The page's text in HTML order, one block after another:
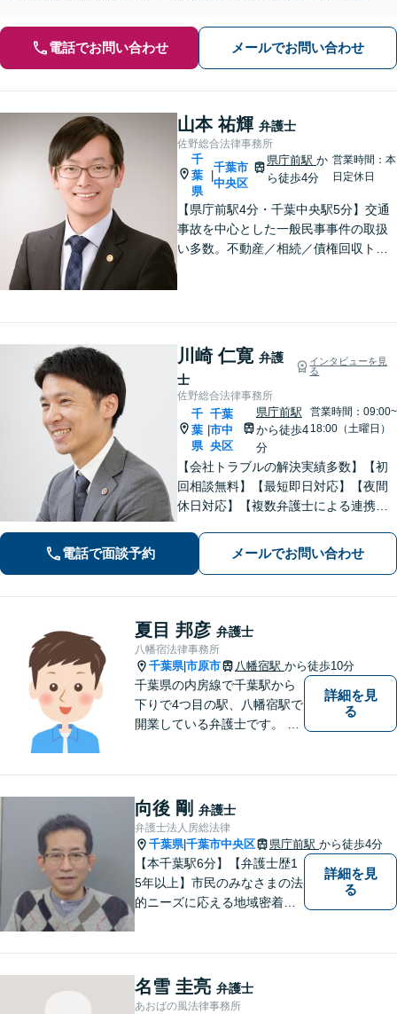
電話でお問い合わせ メールでお問い合わせ
山本 祐輝 弁護士
佐野総合法律事務所
千
葉
県
千葉市
中央区
県庁前駅か
ら徒歩4分
営業時間：本
日定休日
【県庁前駅4分・千葉中央駅5分】交通
事故を中心とした一般民事事件の取扱
い多数。不動産／相続／債権回収トラ
【夜間・休日は有料相談可】
川崎 仁寛 弁護
士
インタビューを見
る
佐野総合法律事務所
千
葉
県
千葉
市中
央区
県庁前駅
から徒歩4
分
営業時間：09:00~
18:00（土曜日）
【会社トラブルの解決実績多数】【初
回相談無料】【最短即日対応】【夜間
休日対応】【複数弁護士による連携】
ら企業顧問まで幅広く対応。中小企業
や個人事業主の皆様が安心して相談で
電話で面談予約 メールでお問い合わせ
夏目 邦彦 弁護士
八幡宿法律事務所
千葉県|市原市 八幡宿駅 から徒歩10分
千葉県の内房線で千葉駅から
下りで4つ目の駅、八幡宿駅で
開業している弁護士です。 八
おります。
詳細を見
る
向後 剛 弁護士
弁護士法人房総法律
千葉県|千葉市中央区 県庁前駅 から徒歩4分
【本千葉駅6分】【弁護士歴1
5年以上】市民のみなさまの法
的ニーズに応える地域密着型
談実績多数。現実的な解決策
をご提案します
詳細を見
る
名雪 圭亮 弁護士
あおばの風法律事務所